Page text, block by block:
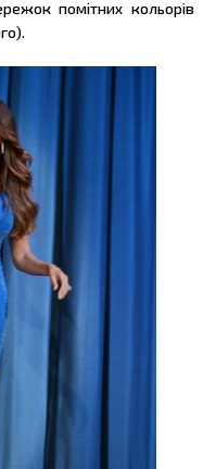
помітних кольорів